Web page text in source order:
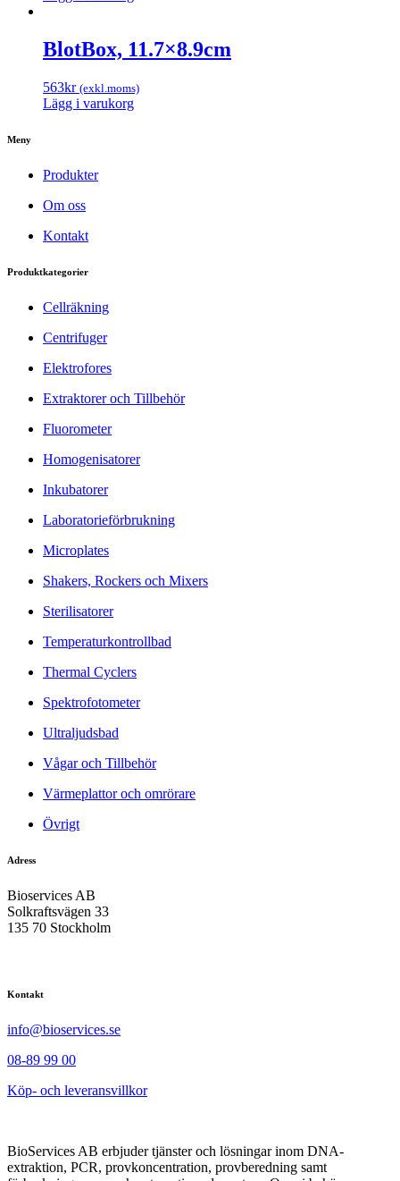
BlotBox, 11.7×8.9cm
563kr (exkl.moms)
Lägg i varukorg
Meny
Produkter
Om oss
Kontakt
Produktkategorier
Cellräkning
Centrifuger
Elektrofores
Extraktorer och Tillbehör
Fluorometer
Homogenisatorer
Inkubatorer
Laboratorieförbrukning
Microplates
Shakers, Rockers och Mixers
Sterilisatorer
Temperaturkontrollbad
Thermal Cyclers
Spektrofotometer
Ultraljudsbad
Vågar och Tillbehör
Värmeplattor och omrörare
Övrigt
Adress
Bioservices AB
Solkraftsvägen 33
135 70 Stockholm
Kontakt
info@bioservices.se
08-89 99 00
Köp- och leveransvillkor
BioServices AB erbjuder tjänster och lösningar inom DNA-
extraktion, PCR, provkoncentration, provberedning samt